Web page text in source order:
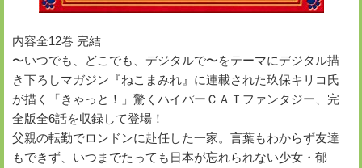
内容全12巻 完結
〜いつでも、どこでも、デジタルで〜をテーマにデジタル描
き下ろしマガジン『ねこまみれ』に連載された玖保キリコ氏
が描く「きゃっと！」驚くハイパーＣＡＴファンタジー、完
全版全6話を収録して登場！
父親の転勤でロンドンに赴任した一家。言葉もわからず友達
もできず、いつまでたっても日本が忘れられない少女・郁